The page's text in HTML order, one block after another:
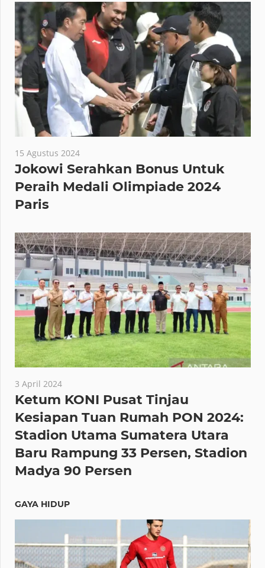
15 Agustus 2024
Jokowi Serahkan Bonus Untuk
Peraih Medali Olimpiade 2024
Paris
3 April 2024
Ketum KONI Pusat Tinjau
Kesiapan Tuan Rumah PON 2024:
Stadion Utama Sumatera Utara
Baru Rampung 33 Persen, Stadion
Madya 90 Persen
GAYA HIDUP